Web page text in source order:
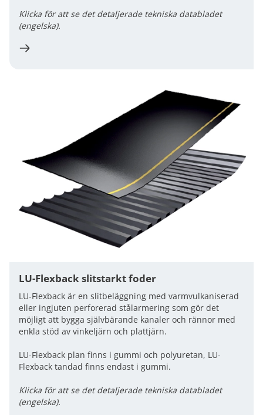
Klicka för att se det detaljerade tekniska databladet
(engelska).
LU-Flexback slitstarkt foder
LU-Flexback är en slitbeläggning med varmvulkaniserad
eller ingjuten perforerad stålarmering som gör det
möjligt att bygga självbärande kanaler och rännor med
enkla stöd av vinkeljärn och plattjärn.
LU-Flexback plan finns i gummi och polyuretan, LU-
Flexback tandad finns endast i gummi.
Klicka för att se det detaljerade tekniska databladet
(engelska).